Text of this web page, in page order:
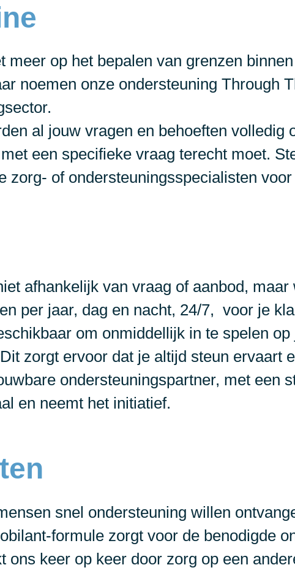
meer op het bepalen van grenzen
noemen onze ondersteuning Through
al jouw vragen en behoeften volledig
een specifieke vraag terecht moet.
zorg- of ondersteuningsspecialisten voor
afhankelijk van vraag of aanbod,
per jaar, dag en nacht, 24/7, voor je
om onmiddellijk in te spelen op
zorgt ervoor dat je altijd steun ervaart
ondersteuningspartner, met een
en neemt het initiatief.
snel ondersteuning willen
formule zorgt voor de benodigde
ons keer op keer door zorg op een